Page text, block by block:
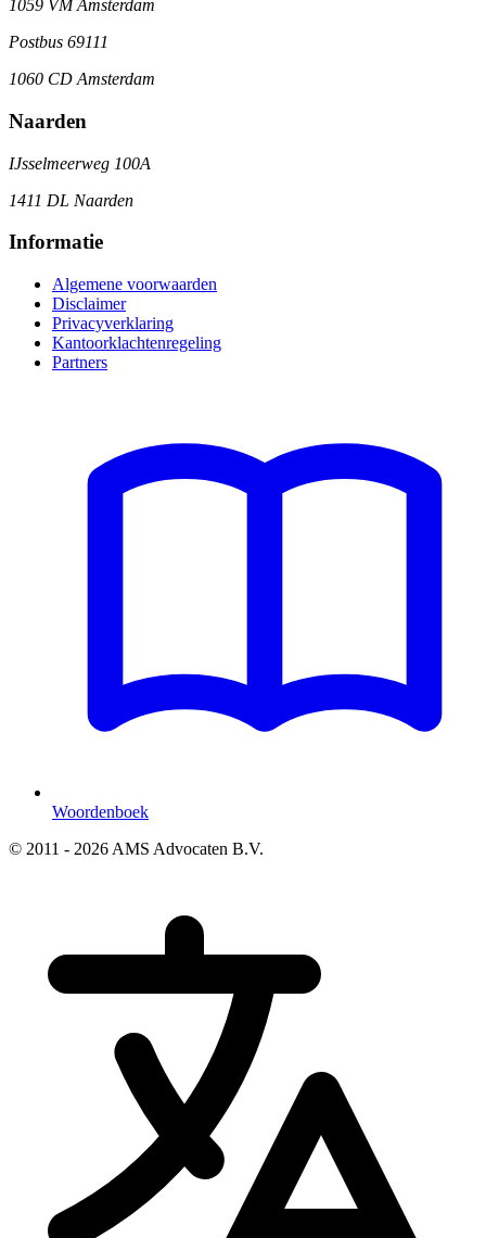
1059 VM Amsterdam
Postbus 69111
1060 CD Amsterdam
Naarden
IJsselmeerweg 100A
1411 DL Naarden
Informatie
Algemene voorwaarden
Disclaimer
Privacyverklaring
Kantoorklachtenregeling
Partners
Woordenboek
© 2011 - 2026 AMS Advocaten B.V.